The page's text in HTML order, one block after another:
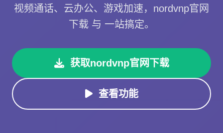
视频通话、云办公、游戏加速，nordvnp官网
下载 与 一站搞定。
获取nordvnp官网下载
查看功能